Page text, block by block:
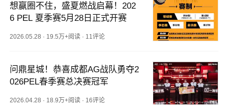
想赢圈不住，盛夏燃战启幕！202
6 PEL 夏季赛5月28日正式开赛
2026.05.28 · 19.5万+阅读 · 11评论
问鼎星城！恭喜成都AG战队勇夺2
026PEL春季赛总决赛冠军
2026.04.28 · 18.9万+阅读 · 16评论